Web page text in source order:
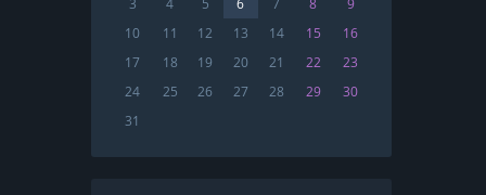
10
11 12 13 14 15
16
17
18 19 20 21 22
23
24
25 26 27 28 29
30
31